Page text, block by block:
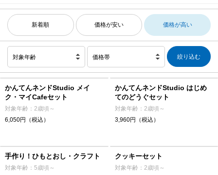
新着順 価格が安い 価格が高い
対象年齢 価格帯
かんてんネンドStudio メイ
ク・マイCafeセット
対象年齢：2歳頃～
6,050円（税込）
かんてんネンドStudio はじめ
てのどうぐセット
対象年齢：2歳頃～
3,960円（税込）
手作り！ひもとおし・クラフト
対象年齢：5歳頃～
クッキーセット
対象年齢：2歳頃～